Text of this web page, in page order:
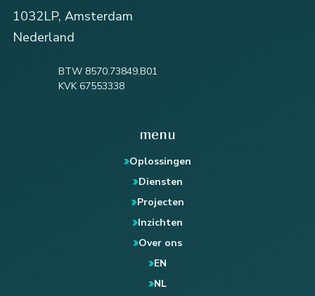
1032LP, Amsterdam
Nederland
BTW 8570.73849.B01
KVK 67553338
menu
Oplossingen
Diensten
Projecten
Inzichten
Over ons
EN
NL